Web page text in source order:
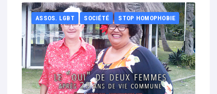
Boutique
Partenaires
Contacts
Hébergement solidaire
ASSOS. LGBT SOCIÉTÉ STOP HOMOPHOBIE